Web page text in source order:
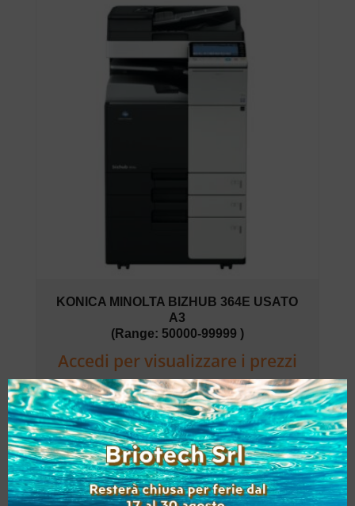
KONICA MINOLTA BIZHUB 364E USATO
A3
(Range: 50000-99999 )
Accedi per visualizzare i prezzi